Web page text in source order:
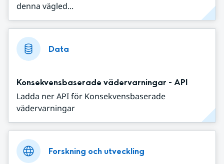
denna vägled...
Data
Konsekvensbaserade vädervarningar - API
Ladda ner API för Konsekvensbaserade
vädervarningar
Forskning och utveckling